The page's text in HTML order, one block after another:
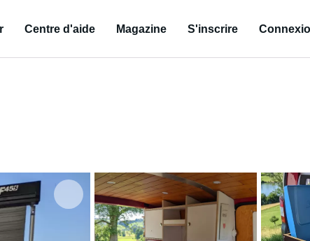
Centre d'aide Magazine S'inscrire